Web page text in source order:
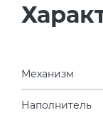
Механизм
Наполнитель